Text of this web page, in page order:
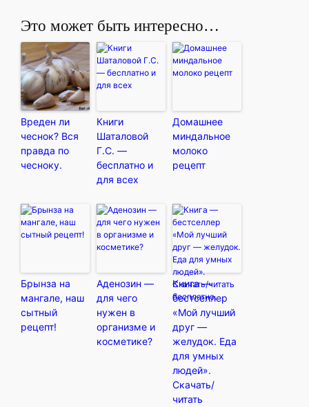
Это может быть интересно…
Вреден ли
чеснок? Вся
правда по
чесноку.
Книги
Шаталовой
Г.С. —
бесплатно и
для всех
Домашнее
миндальное
молоко
рецепт
Брынза на
мангале, наш
сытный
рецепт!
Аденозин —
для чего
нужен в
организме и
косметике?
Книга —
бестселлер
«Мой лучший
друг —
желудок. Еда
для умных
людей».
Скачать/
читать